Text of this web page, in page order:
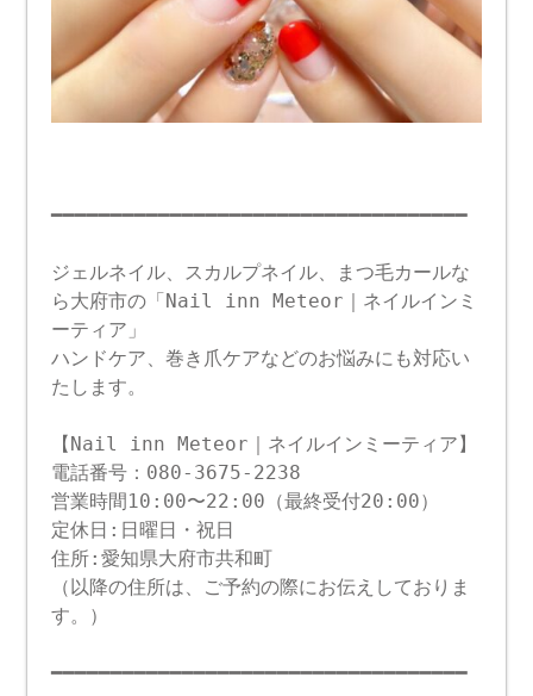
━━━━━━━━━━━━━━━━━━━━━━━━━━━━━━━━━━━
ジェルネイル、スカルプネイル、まつ毛カールな
ら大府市の「Nail inn Meteor｜ネイルインミ
ーティア」
ハンドケア、巻き爪ケアなどのお悩みにも対応い
たします。
【Nail inn Meteor｜ネイルインミーティア】
電話番号：080-3675-2238
営業時間10:00〜22:00（最終受付20:00）
定休日:日曜日・祝日
住所:愛知県大府市共和町
（以降の住所は、ご予約の際にお伝えしておりま
す。）
━━━━━━━━━━━━━━━━━━━━━━━━━━━━━━━━━━━